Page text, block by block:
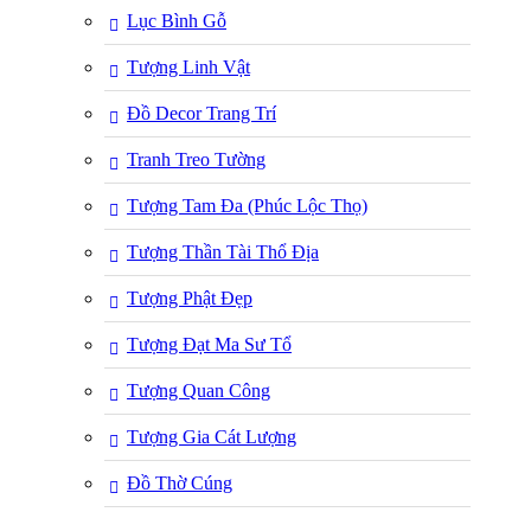
Lục Bình Gỗ
Tượng Linh Vật
Đồ Decor Trang Trí
Tranh Treo Tường
Tượng Tam Đa (Phúc Lộc Thọ)
Tượng Thần Tài Thổ Địa
Tượng Phật Đẹp
Tượng Đạt Ma Sư Tổ
Tượng Quan Công
Tượng Gia Cát Lượng
Đồ Thờ Cúng